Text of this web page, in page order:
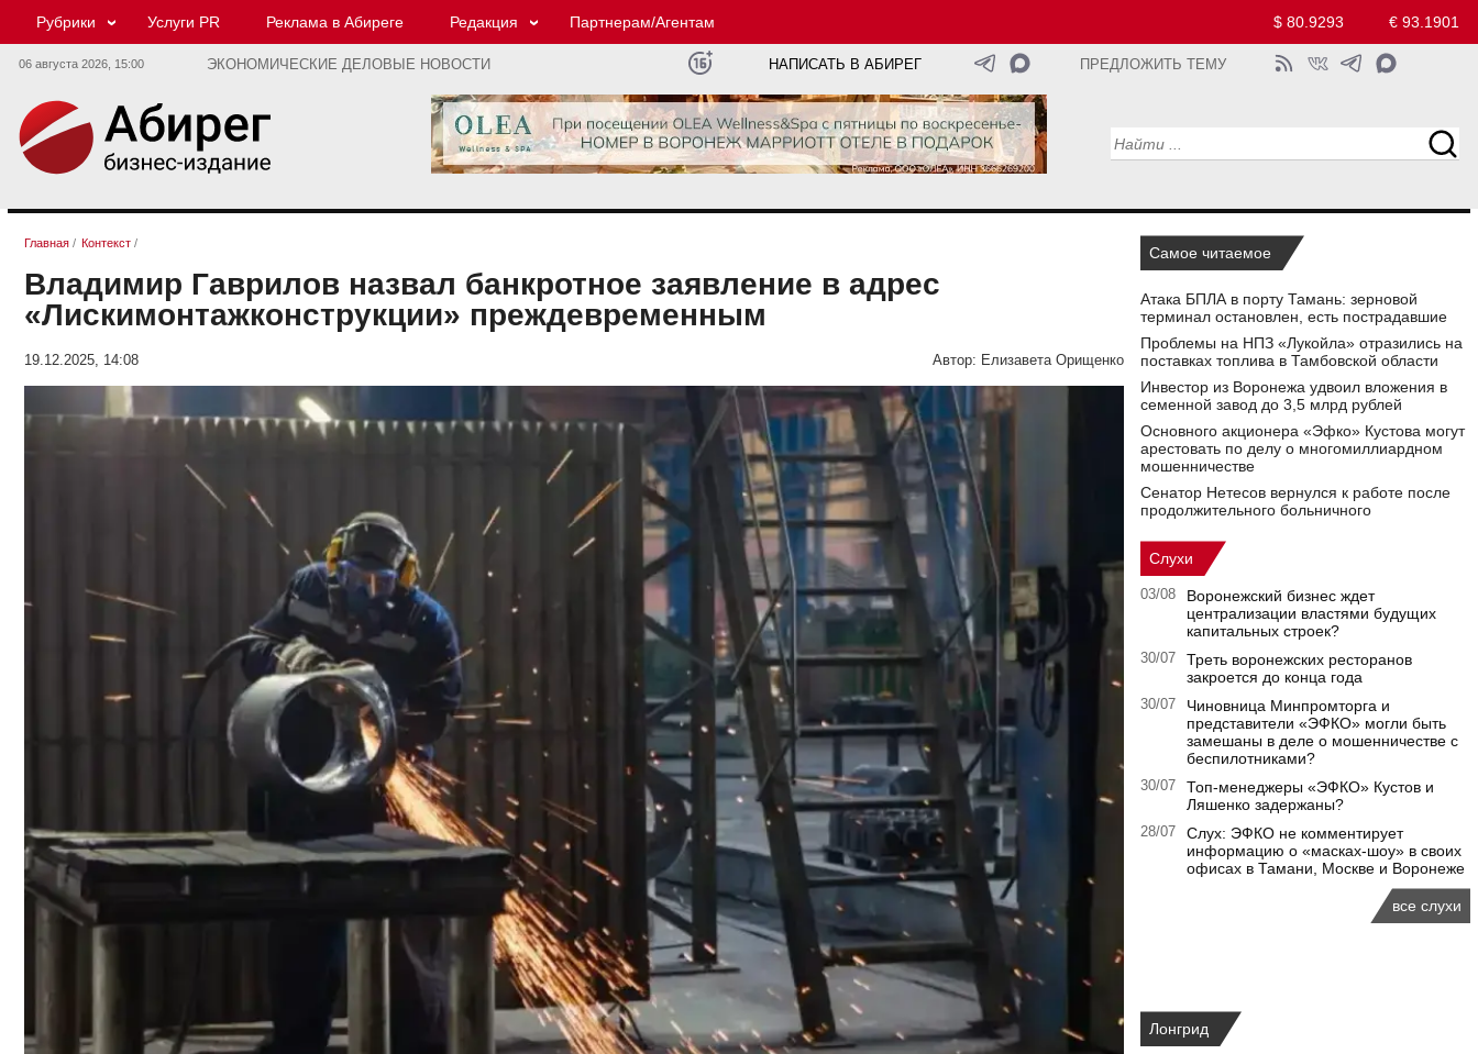
Рубрики Услуги PR Реклама в Абиреге Редакция Партнерам/Агентам $ 80.9293 € 93.1901
06 августа 2026, 15:00 ЭКОНОМИЧЕСКИЕ ДЕЛОВЫЕ НОВОСТИ НАПИСАТЬ В АБИРЕГ ПРЕДЛОЖИТЬ ТЕМУ
Главная / Контекст /
Владимир Гаврилов назвал банкротное заявление в адрес
«Лискимонтажконструкции» преждевременным
19.12.2025, 14:08 Автор: Елизавета Орищенко
Самое читаемое
Атака БПЛА в порту Тамань: зерновой
терминал остановлен, есть пострадавшие
Проблемы на НПЗ «Лукойла» отразились на
поставках топлива в Тамбовской области
Инвестор из Воронежа удвоил вложения в
семенной завод до 3,5 млрд рублей
Основного акционера «Эфко» Кустова могут
арестовать по делу о многомиллиардном
мошенничестве
Сенатор Нетесов вернулся к работе после
продолжительного больничного
Слухи
03/08
Воронежский бизнес ждет
централизации властями будущих
капитальных строек?
30/07
Треть воронежских ресторанов
закроется до конца года
30/07
Чиновница Минпромторга и
представители «ЭФКО» могли быть
замешаны в деле о мошенничестве с
беспилотниками?
30/07
Топ-менеджеры «ЭФКО» Кустов и
Ляшенко задержаны?
28/07
Слух: ЭФКО не комментирует
информацию о «масках-шоу» в своих
офисах в Тамани, Москве и Воронеже
все слухи
Лонгрид